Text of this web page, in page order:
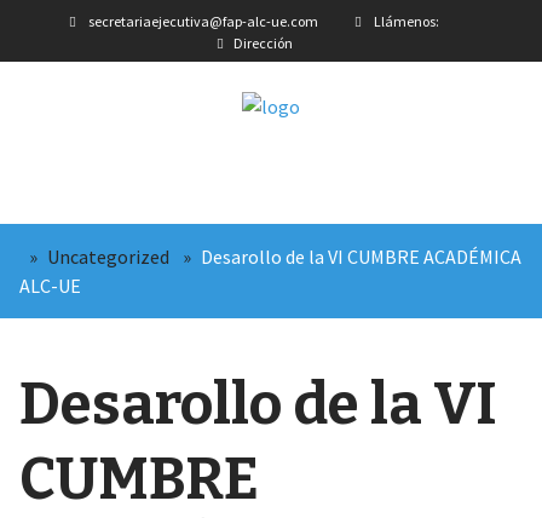
secretariaejecutiva@fap-alc-ue.com
Llámenos:
Dirección
» Uncategorized » Desarollo de la VI CUMBRE ACADÉMICA
ALC-UE
Desarollo de la VI
CUMBRE